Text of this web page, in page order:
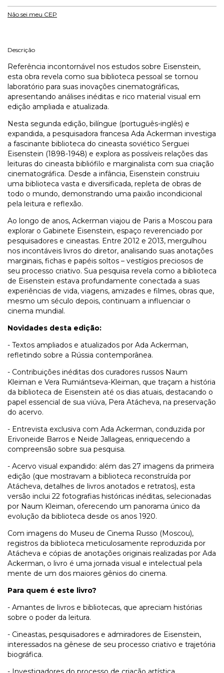
Não sei meu CEP
Descrição
Referência incontornável nos estudos sobre Eisenstein,
esta obra revela como sua biblioteca pessoal se tornou
laboratório para suas inovações cinematográficas,
apresentando análises inéditas e rico material visual em
edição ampliada e atualizada.
Nesta segunda edição, bilíngue (português-inglês) e
expandida, a pesquisadora francesa Ada Ackerman investiga
a fascinante biblioteca do cineasta soviético Serguei
Eisenstein (1898-1948) e explora as possíveis relações das
leituras do cineasta bibliófilo e marginalista com sua criação
cinematográfica. Desde a infância, Eisenstein construiu
uma biblioteca vasta e diversificada, repleta de obras de
todo o mundo, demonstrando uma paixão incondicional
pela leitura e reflexão.
Ao longo de anos, Ackerman viajou de Paris a Moscou para
explorar o Gabinete Eisenstein, espaço reverenciado por
pesquisadores e cineastas. Entre 2012 e 2013, mergulhou
nos incontáveis livros do diretor, analisando suas anotações
marginais, fichas e papéis soltos – vestígios preciosos de
seu processo criativo. Sua pesquisa revela como a biblioteca
de Eisenstein estava profundamente conectada a suas
experiências de vida, viagens, amizades e filmes, obras que,
mesmo um século depois, continuam a influenciar o
cinema mundial.
Novidades desta edição:
- Textos ampliados e atualizados por Ada Ackerman,
refletindo sobre a Rússia contemporânea.
- Contribuições inéditas dos curadores russos Naum
Kleiman e Vera Rumiántseva-Kleiman, que traçam a história
da biblioteca de Eisenstein até os dias atuais, destacando o
papel essencial de sua viúva, Pera Atácheva, na preservação
do acervo.
- Entrevista exclusiva com Ada Ackerman, conduzida por
Erivoneide Barros e Neide Jallageas, enriquecendo a
compreensão sobre sua pesquisa.
- Acervo visual expandido: além das 27 imagens da primeira
edição (que mostravam a biblioteca reconstruída por
Atácheva, detalhes de livros anotados e retratos), esta
versão inclui 22 fotografias históricas inéditas, selecionadas
por Naum Kleiman, oferecendo um panorama único da
evolução da biblioteca desde os anos 1920.
Com imagens do Museu de Cinema Russo (Moscou),
registros da biblioteca meticulosamente reproduzida por
Atácheva e cópias de anotações originais realizadas por Ada
Ackerman, o livro é uma jornada visual e intelectual pela
mente de um dos maiores gênios do cinema.
Para quem é este livro?
- Amantes de livros e bibliotecas, que apreciam histórias
sobre o poder da leitura.
- Cineastas, pesquisadores e admiradores de Eisenstein,
interessados na gênese de seu processo criativo e trajetória
biográfica.